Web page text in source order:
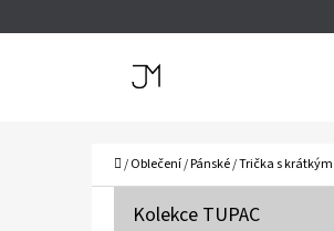
Domů
/Oblečení/Pánské/Trička s
Přeskočit
K Kolekce TUPAC